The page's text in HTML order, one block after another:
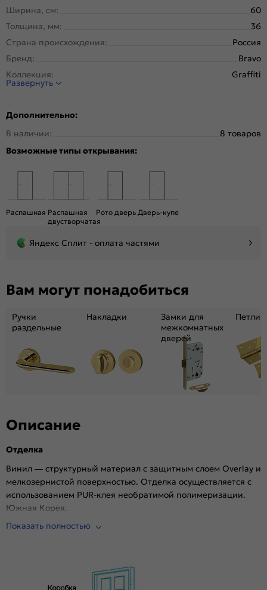
Ширина, см:
60
Толщина, мм:
36
Страна происхождения:
Россия
Бренд:
Bravo
Коллекция:
Graffiti
Стиль:
Система открывания:
Конструкция двери:
Каркасно-щитовая
Цвет:
Общий цвет:
Поверхность:
Гладкая, приятная на ощупь
Объём, м. куб.:
Материал:
МДФ, жесткий сотовый наполнитель.
Развернуть
Дополнительно:
В наличии:
8 товаров
Возможные типы открывания:
Распашная Распашная
двустворчатая
Рото дверь Дверь-купе
Яндекс Сплит - оплата частями
Вам могут понадобиться
Ручки
раздельные
Накладки
Замки для
межкомнатных
дверей
Петли
Описание
Отделка
Винил — структурный материал с защитным слоем Overlay и
мелкозернистой поверхностью. Отделка осуществляется с
использованием PUR-клея необратимой полимеризации.
Южная Корея.
Комплектующие
уплотнителем для мягкого закрывания, благодаря особой
форме уплотнителя отсутствует закусывание со стороны
Показать полностью